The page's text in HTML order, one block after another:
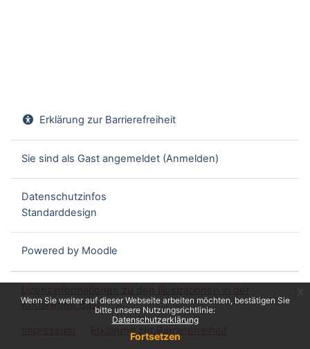
Wenn Sie weiter auf dieser Webseite arbeiten möchten, bestätigen Sie
bitte unsere Nutzungsrichtlinie:
Datenschutzerklärung
Fortsetzen
Erklärung zur Barrierefreiheit
Sie sind als Gast angemeldet (Anmelden)
Datenschutzinfos
Standarddesign
Powered by Moodle
Knowledge Base
Erklärung zur Barrierefreiheit